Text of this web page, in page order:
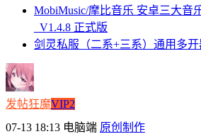
MobiMusic/摩比音乐 安卓三大音
_V1.4.8 正式版
剑灵私服（二系+三系）通用多开
发帖狂魔VIP2
07-13 18:13 电脑端 原创制作